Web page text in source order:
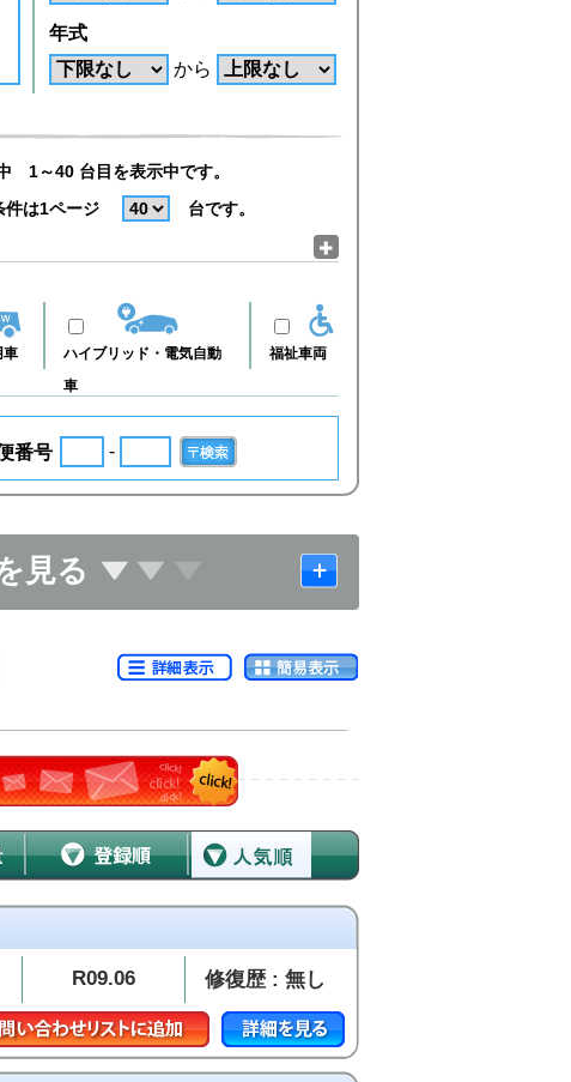
年式
から
1～40 台目を表示中です。
件は1ページ
台です。
福祉車両
ハイブリッド・電気自動
車
車
番号 -
見る
R09.06 修復歴 : 無し